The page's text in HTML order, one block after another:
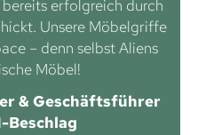
erfolgreich durch
Unsere Möbelgriffe
– denn selbst Aliens
Möbel!
& Geschäftsführer
Beschlag